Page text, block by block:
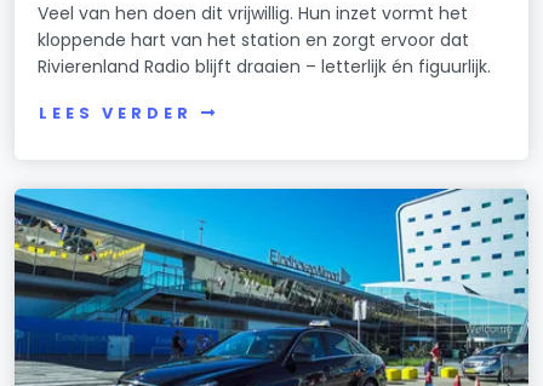
Veel van hen doen dit vrijwillig. Hun inzet vormt het
kloppende hart van het station en zorgt ervoor dat
Rivierenland Radio blijft draaien – letterlijk én figuurlijk.
LEES VERDER